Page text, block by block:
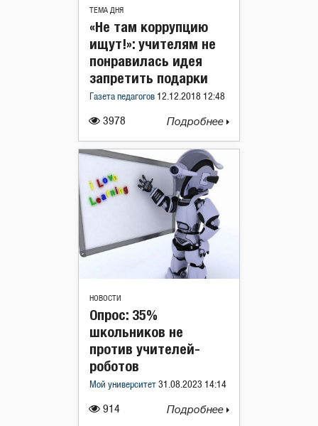
ТЕМА ДНЯ
3978
«Не там коррупцию
ищут!»: учителям не
понравилась идея
запретить подарки
Газета педагогов 12.12.2018 12:48
Подробнее
НОВОСТИ
914
Опрос: 35%
школьников не
против учителей-
роботов
Мой университет 31.08.2023 14:14
Подробнее